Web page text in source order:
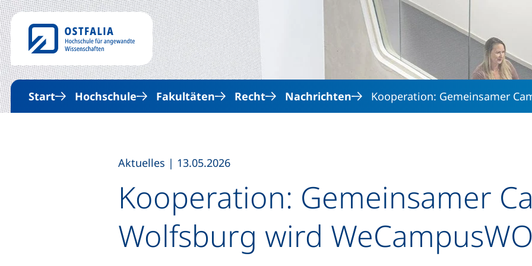
Direkt zum Inhalt
Start Hochschule Fakultäten Recht Nachrichten Kooperation: Gemeinsamer
Kooperation: Gemeinsamer
Wolfsburg wird
Aktuelles | 13.05.2026